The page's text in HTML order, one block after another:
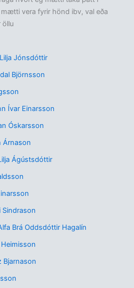
vera fyrir hönd ibv, val eða
öllu
Jónsdóttir
Björnsson
Ívar Einarsson
Óskarsson
Árnason
Ágústsdóttir
Sindrason
Brá Oddsdóttir Hagalín
Bjarnason